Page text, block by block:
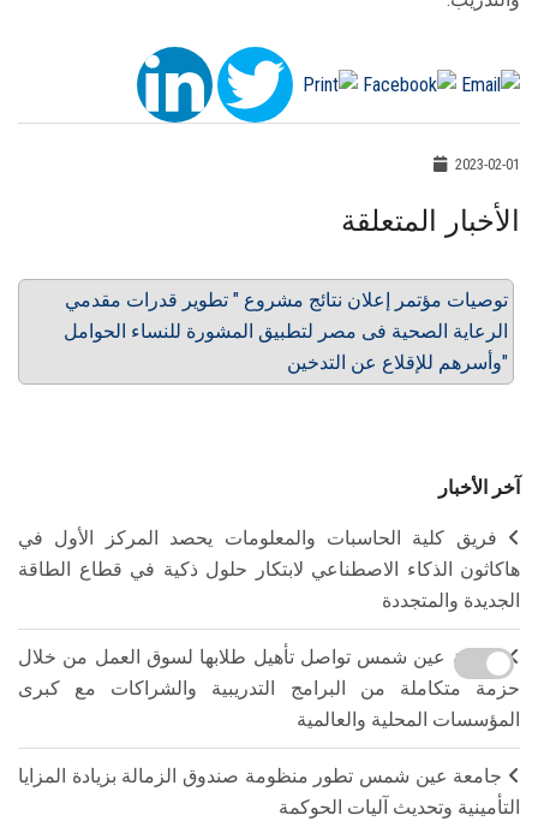
2023-02-01
الأخبار المتعلقة
توصيات مؤتمر إعلان نتائج مشروع " تطوير قدرات مقدمي
الرعاية الصحية فى مصر لتطبيق المشورة للنساء الحوامل
وأسرهم للإقلاع عن التدخين"
آخر الأخبار
فريق كلية الحاسبات والمعلومات يحصد المركز الأول في
هاكاثون الذكاء الاصطناعي لابتكار حلول ذكية في قطاع الطاقة
الجديدة والمتجددة
جامعة عين شمس تواصل تأهيل طلابها لسوق العمل من خلال
حزمة متكاملة من البرامج التدريبية والشراكات مع كبرى
المؤسسات المحلية والعالمية
جامعة عين شمس تطور منظومة صندوق الزمالة بزيادة المزايا
التأمينية وتحديث آليات الحوكمة